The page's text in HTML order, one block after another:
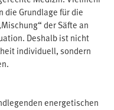
die Grundlage für die
der Säfte an
Deshalb ist nicht
individuell, sondern
energetischen